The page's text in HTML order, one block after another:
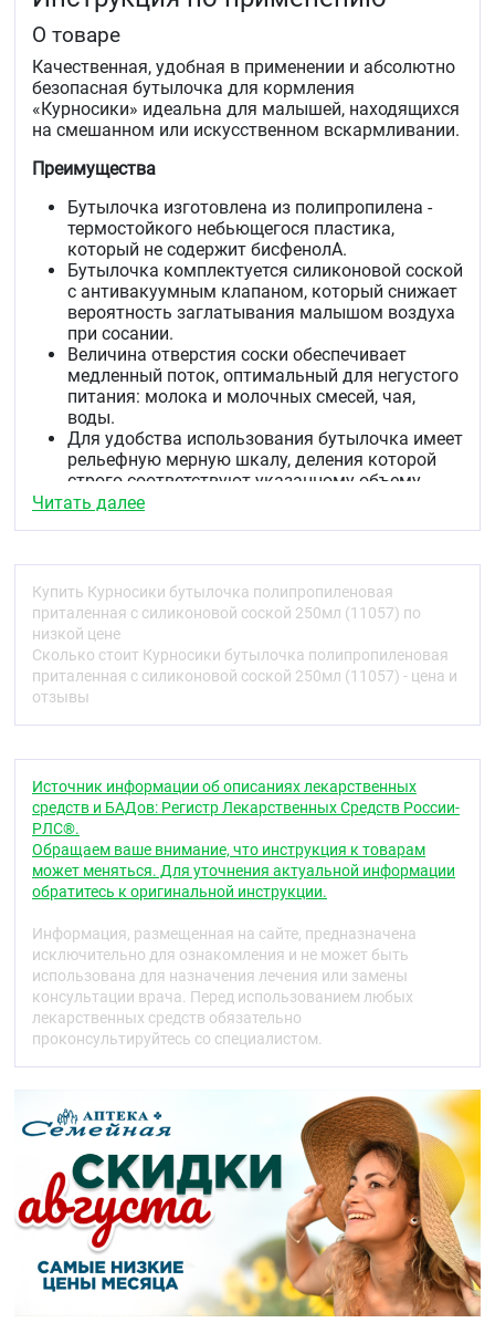
О товаре
Качественная, удобная в применении и абсолютно
безопасная бутылочка для кормления
«Курносики» идеальна для малышей, находящихся
на смешанном или искусственном вскармливании.
Преимущества
Бутылочка изготовлена из полипропилена -
термостойкого небьющегося пластика,
который не содержит бисфенолА.
Бутылочка комплектуется силиконовой соской
с антивакуумным клапаном, который снижает
вероятность заглатывания малышом воздуха
при сосании.
Величина отверстия соски обеспечивает
медленный поток, оптимальный для негустого
питания: молока и молочных смесей, чая,
воды.
Для удобства использования бутылочка имеет
рельефную мерную шкалу, деления которой
строго соответствуют указанному объему.
Бутылочка имеет приталенную форму,
взрослых.
Уход
Перед каждым применением рекомендуется
стерилизовать бутылочку и соску в
стерилизаторе или обрабатывать кипячением
в открытой посуде не менее 5 минут.
Разогревать бутылочку с детским питанием
навинченной соской молочной и крышкой
тщательно перемешивайте содержимое
бутылочки после разогрева температура
питания не должна превышать 40 °С.
Перед каждым использованием проверяйте
соску молочную и бутылочку на предмет
дефектов необходимо заменить изделие.
Рекомендуется одновременно использовать 3-
5 сосок.
Не оставляйте ребенка одного во время
кормления. Не используйте бутылочку вместо
пустышки между кормлениями – это может
привести к ухудшению состояния зубов.
бутылочке слишком сильно, это может
привести к протеканию и некорректной работе
антивакуумного клапана соски.
Мыть ершиком с использованием мыла или
специальных моющих средств,
предназначенных для ухода за детской
посудой, тщательно ополаскивать.
Сушить при комнатной температуре.
Соски молочные и бутылочки следует хранить
сухими вдали от прямых солнечных лучей,
масел, щелочей, растворителей и кислот.
Читать далее
Купить Курносики бутылочка полипропиленовая
приталенная с силиконовой соской 250мл (11057) по
низкой цене
Сколько стоит Курносики бутылочка полипропиленовая
приталенная с силиконовой соской 250мл (11057) - цена и
отзывы
Источник информации об описаниях лекарственных
средств и БАДов: Регистр Лекарственных Средств России-
РЛС®.
Обращаем ваше внимание, что инструкция к товарам
может меняться. Для уточнения актуальной информации
обратитесь к оригинальной инструкции.
Информация, размещенная на сайте, предназначена
исключительно для ознакомления и не может быть
использована для назначения лечения или замены
консультации врача. Перед использованием любых
лекарственных средств обязательно
проконсультируйтесь со специалистом.